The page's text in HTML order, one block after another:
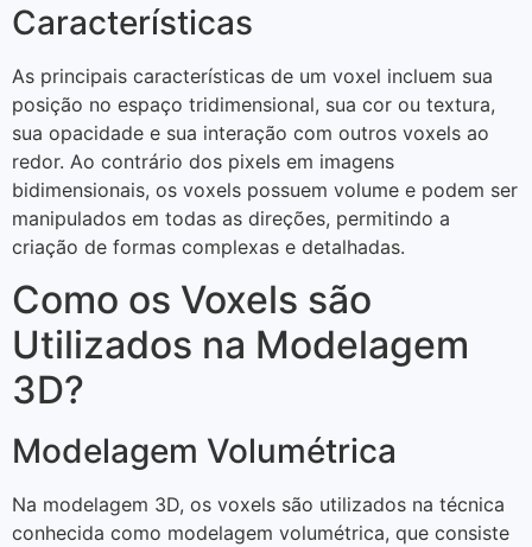
Características
As principais características de um voxel incluem sua
posição no espaço tridimensional, sua cor ou textura,
sua opacidade e sua interação com outros voxels ao
redor. Ao contrário dos pixels em imagens
bidimensionais, os voxels possuem volume e podem ser
manipulados em todas as direções, permitindo a
criação de formas complexas e detalhadas.
Como os Voxels são
Utilizados na Modelagem
3D?
Modelagem Volumétrica
Na modelagem 3D, os voxels são utilizados na técnica
conhecida como modelagem volumétrica, que consiste